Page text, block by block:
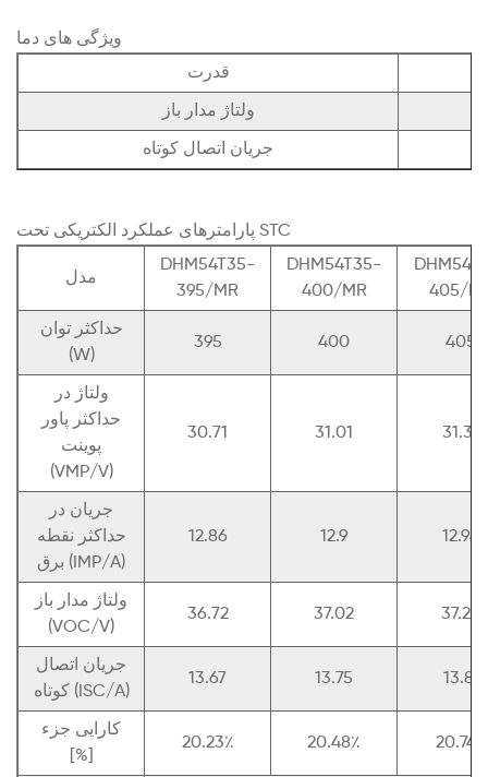
ویژگی های دما
قدرت
ولتاژ مدار باز
جریان اتصال کوتاه
پارامترهای عملکرد الکتریکی تحت STC
مدل
DHM54T35-
395/MR
DHM54T35-
400/MR
405/
حداکثر توان
(W)
395 400 405
ولتاژ در
حداکثر پاور
پوینت
(VMP/V)
30.71 31.01 31.31
جریان در
حداکثر نقطه
برق (IMP/A)
12.86 12.9 12.94
ولتاژ مدار باز
(VOC/V)
36.72 37.02 37.24
جریان اتصال
کوتاه (ISC/A)
13.67 13.75 13.81
کارایی جزء
[%]
20.23٪ 20.48٪ 20.74٪